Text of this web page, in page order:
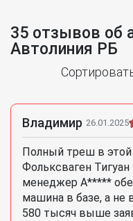
35 отзывов об
Автолиния РБ
Владимир 26.01.2025
Полный треш в
Фольксваген
менеджер А*****
машина в базе, а не
580 тысяч выше